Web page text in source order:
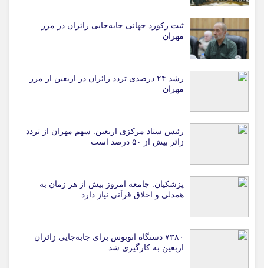
ثبت رکورد جهانی جابه‌جایی زائران در مرز
مهران
رشد ۲۴ درصدی تردد زائران در اربعین از مرز
مهران
رئیس ستاد مرکزی اربعین: سهم مهران از تردد
زائر بیش از ۵۰ درصد است
پزشکیان: جامعه امروز بیش از هر زمان به
همدلی و اخلاق قرآنی نیاز دارد
۷۳۸۰ دستگاه اتوبوس برای جابه‌جایی زائران
اربعین به‌ کارگیری شد